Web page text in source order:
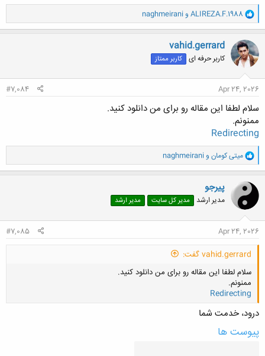
و
ا
ک
ن
ش
ه
ا
ALIREZA.F.1988 و naghmeirani
vahid.gerrard
کاربر حرفه ای کاربر ممتاز
Apr 24, 2026
#7,084
سلام لطفا این مقاله رو برای من دانلود کنید.
ممنونم.
Redirecting
و
ا
ک
ن
ش
ه
ا
میتی کومان و naghmeirani
پیرجو
مدیر ارشد مدیر کل سایت مدیر ارشد
Apr 24, 2026
#7,085
vahid.gerrard گفت:
سلام لطفا این مقاله رو برای من دانلود کنید.
ممنونم.
Redirecting
درود، خدمت شما
پیوست ها